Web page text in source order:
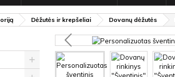
Dėžutės ir krepšeliai Dovanų dėžutės